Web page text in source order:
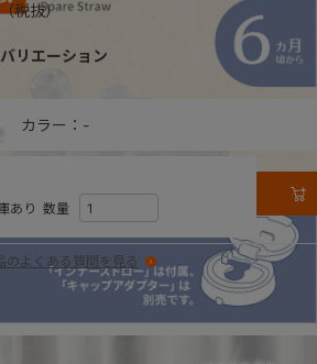
税抜）
リエーション
カラー：-
あり 数量
のよくある質問を見る